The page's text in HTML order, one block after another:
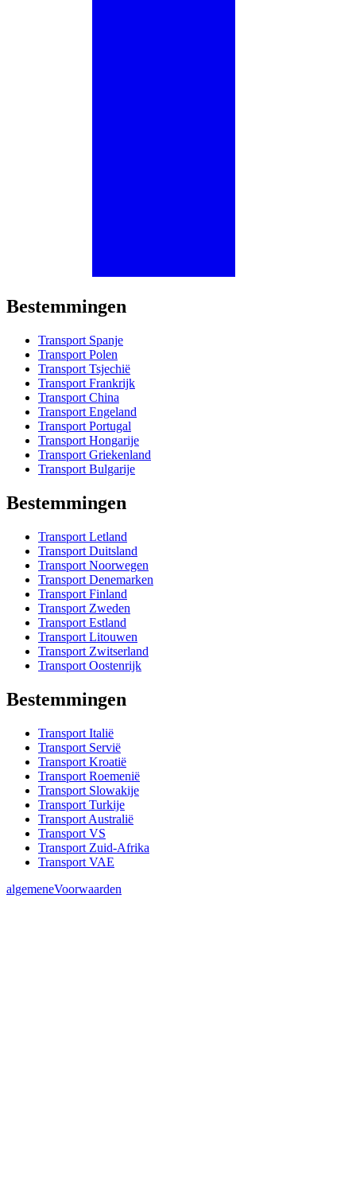
Bestemmingen
Transport Spanje
Transport Polen
Transport Tsjechië
Transport Frankrijk
Transport China
Transport Engeland
Transport Portugal
Transport Hongarije
Transport Griekenland
Transport Bulgarije
Bestemmingen
Transport Letland
Transport Duitsland
Transport Noorwegen
Transport Denemarken
Transport Finland
Transport Zweden
Transport Estland
Transport Litouwen
Transport Zwitserland
Transport Oostenrijk
Bestemmingen
Transport Italië
Transport Servië
Transport Kroatië
Transport Roemenië
Transport Slowakije
Transport Turkije
Transport Australië
Transport VS
Transport Zuid-Afrika
Transport VAE
algemeneVoorwaarden